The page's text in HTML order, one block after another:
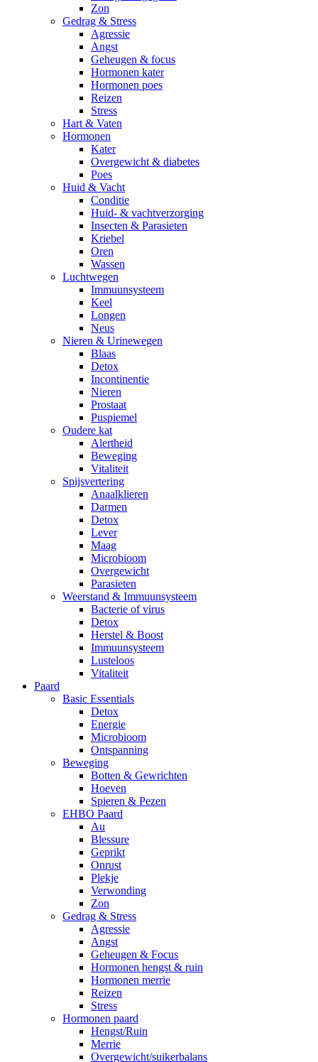
Zon
Gedrag & Stress
Agressie
Angst
Geheugen & focus
Hormonen kater
Hormonen poes
Reizen
Stress
Hart & Vaten
Hormonen
Kater
Overgewicht & diabetes
Poes
Huid & Vacht
Conditie
Huid- & vachtverzorging
Insecten & Parasieten
Kriebel
Oren
Wassen
Luchtwegen
Immuunsysteem
Keel
Longen
Neus
Nieren & Urinewegen
Blaas
Detox
Incontinentie
Nieren
Prostaat
Puspiemel
Oudere kat
Alertheid
Beweging
Vitaliteit
Spijsvertering
Anaalklieren
Darmen
Detox
Lever
Maag
Microbioom
Overgewicht
Parasieten
Weerstand & Immuunsysteem
Bacterie of virus
Detox
Herstel & Boost
Immuunsysteem
Lusteloos
Vitaliteit
Paard
Basic Essentials
Detox
Energie
Microbioom
Ontspanning
Beweging
Botten & Gewrichten
Hoeven
Spieren & Pezen
EHBO Paard
Au
Blessure
Geprikt
Onrust
Plekje
Verwonding
Zon
Gedrag & Stress
Agressie
Angst
Geheugen & Focus
Hormonen hengst & ruin
Hormonen merrie
Reizen
Stress
Hormonen paard
Hengst/Ruin
Merrie
Overgewicht/suikerbalans